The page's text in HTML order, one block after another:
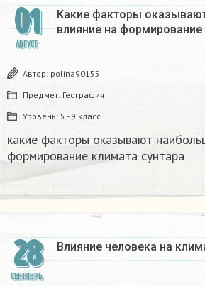
01
АВГУСТ
Какие факторы
влияние на формирование
Автор: polina90155
Предмет: География
Уровень: 5 - 9 класс
какие факторы оказывают
формирование климата сунтара​
28
СЕНТЯБРЬ
Влияние человека на